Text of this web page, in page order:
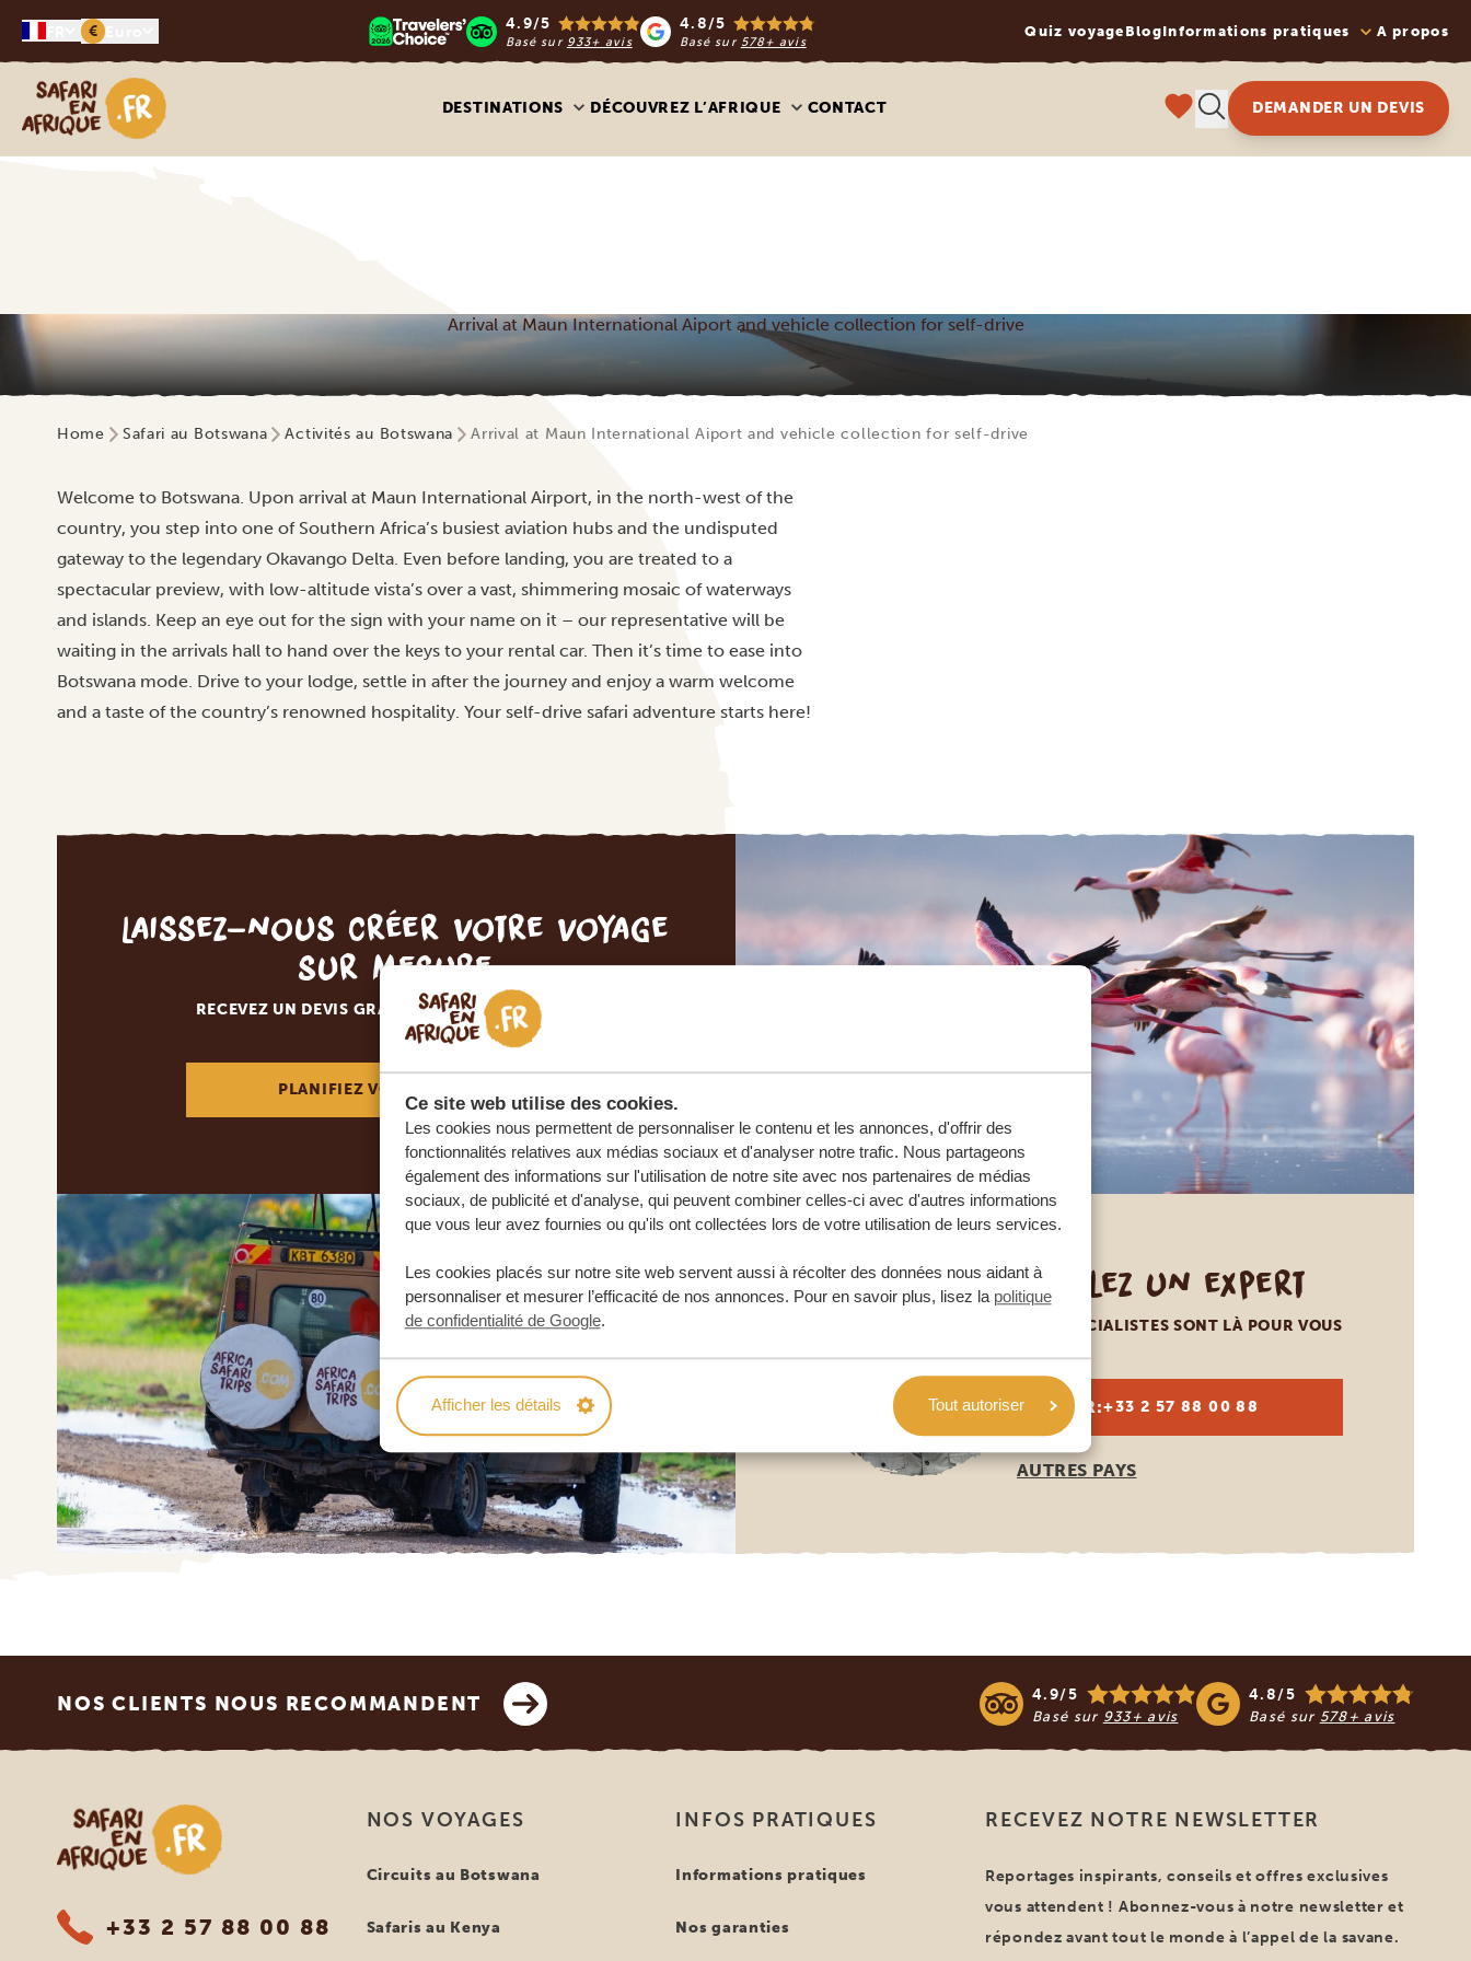
Ce site web utilise des cookies.
Les cookies nous permettent de personnaliser le contenu et les annonces, d'offrir des
fonctionnalités relatives aux médias sociaux et d'analyser notre trafic. Nous partageons
également des informations sur l'utilisation de notre site avec nos partenaires de médias
sociaux, de publicité et d'analyse, qui peuvent combiner celles-ci avec d'autres informations
que vous leur avez fournies ou qu'ils ont collectées lors de votre utilisation de leurs services.
Les cookies placés sur notre site web servent aussi à récolter des données nous aidant à
personnaliser et mesurer l’efficacité de nos annonces. Pour en savoir plus, lisez la politique
de confidentialité de Google.
Afficher les détails Tout autoriser
€ 4.9/5
Basé sur 933+ avis
4.8/5
Basé sur 578+ avis
Quiz voyage BlogInformations pratiques A propos
Safari en Afrique
DESTINATIONS DÉCOUVREZ L’AFRIQUE CONTACT DEMANDER UN DEVIS
Arrival at Maun International Aiport and vehicle collection for self-drive
Home Safari au Botswana Activités au Botswana Arrival at Maun International Aiport and vehicle collection for self-drive
Welcome to Botswana. Upon arrival at Maun International Airport, in the north-west of the
country, you step into one of Southern Africa’s busiest aviation hubs and the undisputed
gateway to the legendary Okavango Delta. Even before landing, you are treated to a
spectacular preview, with low-altitude vista’s over a vast, shimmering mosaic of waterways
and islands. Keep an eye out for the sign with your name on it – our representative will be
waiting in the arrivals hall to hand over the keys to your rental car. Then it’s time to ease into
Botswana mode. Drive to your lodge, settle in after the journey and enjoy a warm welcome
and a taste of the country’s renowned hospitality. Your self-drive safari adventure starts here!
Laissez-nous créer votre voyage
sur mesure
RECEVEZ UN DEVIS GRATUIT, SANS ENGAGEMENT
PLANIFIEZ VOTRE AVENTURE
Appelez un expert
NOS SPÉCIALISTES SONT LÀ POUR VOUS
FR:+33 2 57 88 00 88
AUTRES PAYS
NOS CLIENTS NOUS RECOMMANDENT 4.9/5
Basé sur 933+ avis
4.8/5
Basé sur 578+ avis
Safari en Afrique
+33 2 57 88 00 88
NOS VOYAGES
Circuits au Botswana
Safaris au Kenya
INFOS PRATIQUES
Informations pratiques
Nos garanties
RECEVEZ NOTRE NEWSLETTER
Reportages inspirants, conseils et offres exclusives
vous attendent ! Abonnez-vous à notre newsletter et
répondez avant tout le monde à l’appel de la savane.